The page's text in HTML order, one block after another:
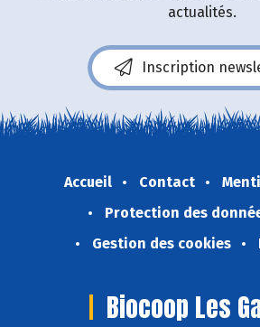
actualités.
Inscription
Accueil Contact
Protection des
Gestion des cookies
Biocoop Les